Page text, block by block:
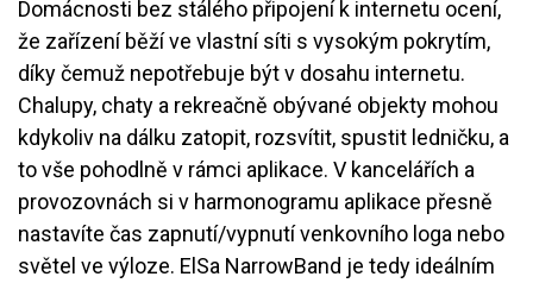
Domácnosti bez stálého připojení k internetu ocení,
že zařízení běží ve vlastní síti s vysokým pokrytím,
díky čemuž nepotřebuje být v dosahu internetu.
Chalupy, chaty a rekreačně obývané objekty mohou
kdykoliv na dálku zatopit, rozsvítit, spustit ledničku, a
to vše pohodlně v rámci aplikace. V kancelářích a
provozovnách si v harmonogramu aplikace přesně
nastavíte čas zapnutí/vypnutí venkovního loga nebo
světel ve výloze. ElSa NarrowBand je tedy ideálním